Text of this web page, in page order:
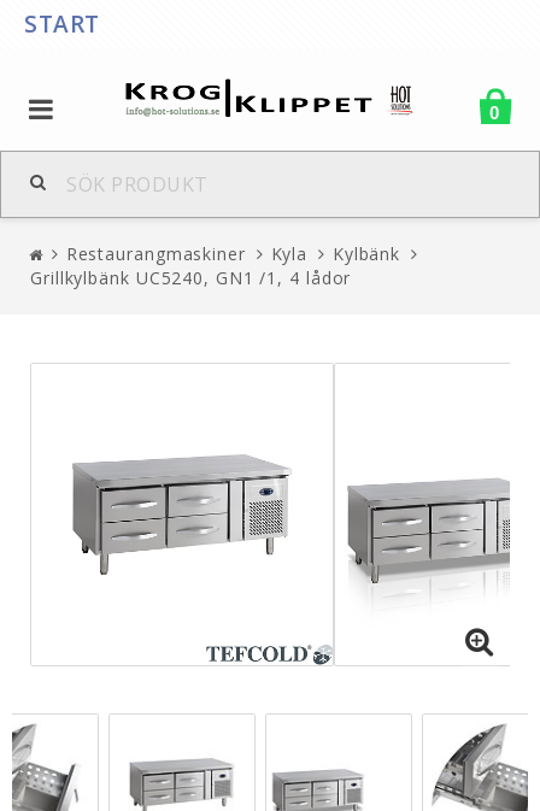
START
0
Restaurangmaskiner Kyla
Kylbänk
Grillkylbänk UC5240, GN1 /1, 4 lådor